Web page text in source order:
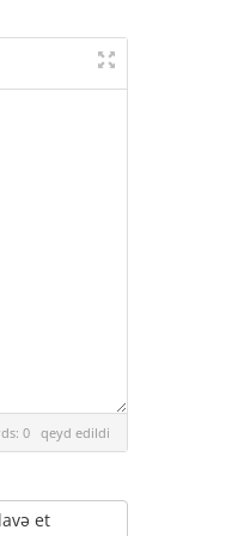
0 qeyd edildi
et